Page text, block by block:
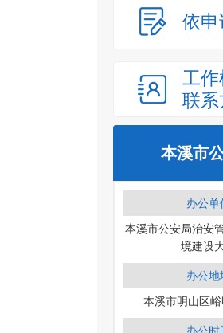
依申
工作
联系
本溪市
办公单
本溪市公安局治安
境建设
办公地
本溪市明山区